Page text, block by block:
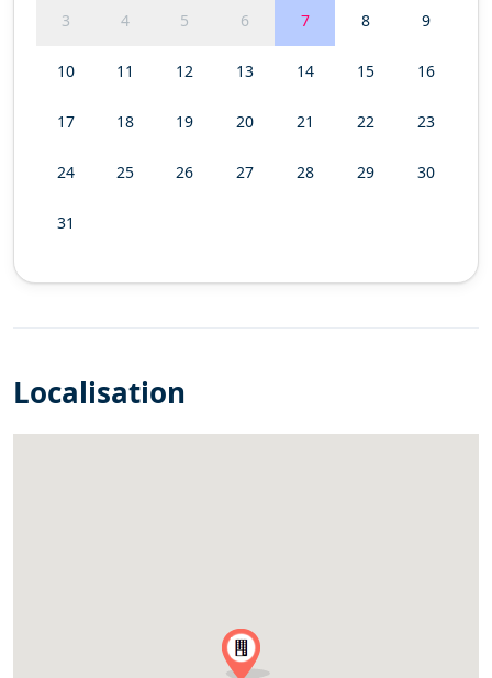
3 4 5 6 7 8 9
10 11 12 13 14 15 16
17 18 19 20 21 22 23
24 25 26 27 28 29 30
31
Localisation